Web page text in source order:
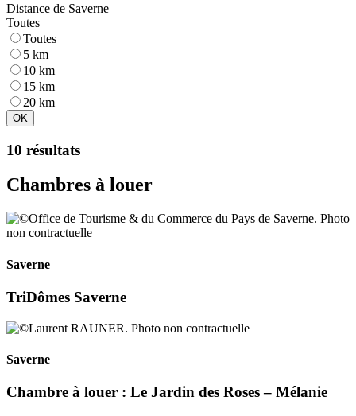
Distance de Saverne
Toutes
Toutes
5 km
10 km
15 km
20 km
OK
10 résultats
Chambres à louer
Saverne
TriDômes Saverne
Saverne
Chambre à louer : Le Jardin des Roses – Mélanie